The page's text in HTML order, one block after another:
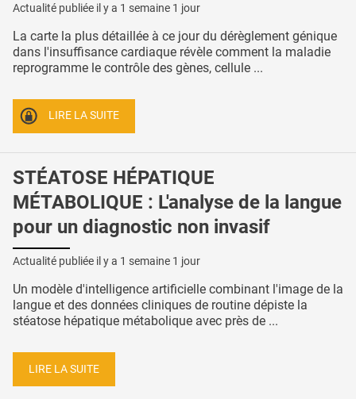
Actualité publiée il y a 1 semaine 1 jour
La carte la plus détaillée à ce jour du dérèglement génique
dans l'insuffisance cardiaque révèle comment la maladie
reprogramme le contrôle des gènes, cellule ...
LIRE LA SUITE
STÉATOSE HÉPATIQUE
MÉTABOLIQUE : L'analyse de la langue
pour un diagnostic non invasif
Actualité publiée il y a 1 semaine 1 jour
Un modèle d'intelligence artificielle combinant l'image de la
langue et des données cliniques de routine dépiste la
stéatose hépatique métabolique avec près de ...
LIRE LA SUITE